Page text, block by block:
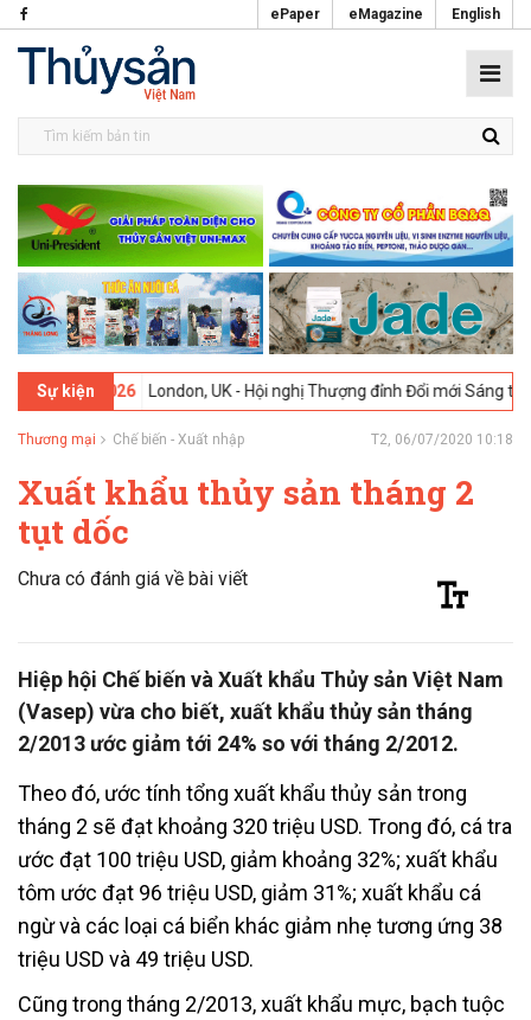
ePaper eMagazine English
Sự kiện
02-2026 London, UK - Hội nghị Thượng đỉnh Đổi mới Sáng tạo
Thương mại Chế biến - Xuất nhập T2, 06/07/2020 10:18
Xuất khẩu thủy sản tháng 2
tụt dốc
Chưa có đánh giá về bài viết
Hiệp hội Chế biến và Xuất khẩu Thủy sản Việt Nam
(Vasep) vừa cho biết, xuất khẩu thủy sản tháng
2/2013 ước giảm tới 24% so với tháng 2/2012.
Theo đó, ước tính tổng xuất khẩu thủy sản trong
tháng 2 sẽ đạt khoảng 320 triệu USD. Trong đó, cá tra
ước đạt 100 triệu USD, giảm khoảng 32%; xuất khẩu
tôm ước đạt 96 triệu USD, giảm 31%; xuất khẩu cá
ngừ và các loại cá biển khác giảm nhẹ tương ứng 38
triệu USD và 49 triệu USD.
Cũng trong tháng 2/2013, xuất khẩu mực, bạch tuộc